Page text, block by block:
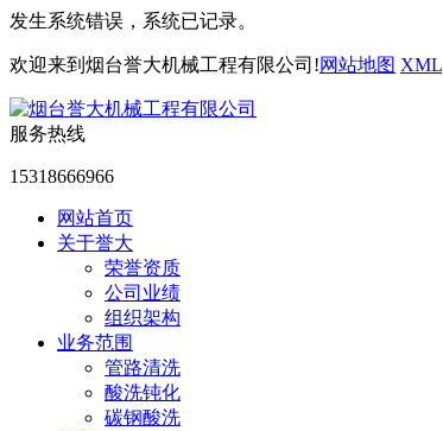
发生系统错误，系统已记录。
欢迎来到烟台誉大机械工程有限公司!网站地图 XML
服务热线
15318666966
网站首页
关于誉大
荣誉资质
公司业绩
组织架构
业务范围
管路清洗
酸洗钝化
碳钢酸洗